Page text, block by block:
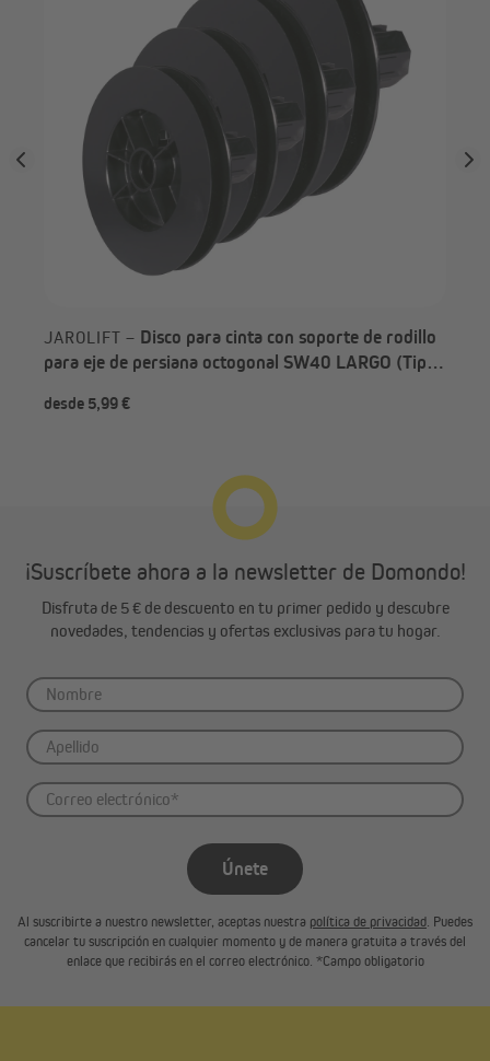
JAROLIFT – Disco para cinta con soporte de rodillo
para eje de persiana octogonal SW40 LARGO (Tipo
desde 5,99 €
¡Suscríbete ahora a la newsletter de Domondo!
Disfruta de 5 € de descuento en tu primer pedido y descubre
novedades, tendencias y ofertas exclusivas para tu hogar.
Únete
Al suscribirte a nuestro newsletter, aceptas nuestra política de privacidad . Puedes
cancelar tu suscripción en cualquier momento y de manera gratuita a través del
enlace que recibirás en el correo electrónico. *Campo obligatorio